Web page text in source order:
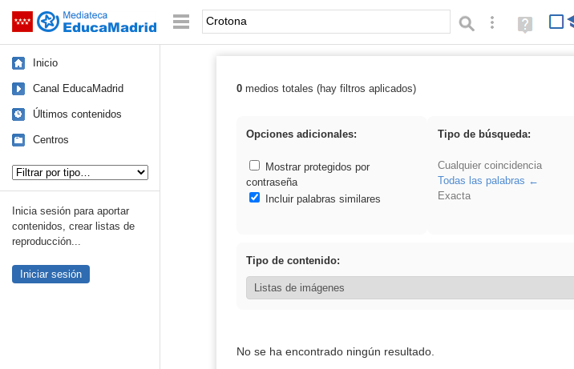
Saltar navegación Palabra o frase: Búsqueda avanzada
Ayuda
(en
Inicio
Canal EducaMadrid
Últimos contenidos
Centros
Inicia sesión para aportar
contenidos, crear listas de
reproducción...
Iniciar sesión
Resultados de: Crotona
0medios totales (hay filtros aplicados)
Opciones adicionales:
Mostrar protegidos por
contraseña
Incluir palabras similares
Tipo de búsqueda:
Cualquier coincidencia
Todas las palabras
Exacta
Tipo de contenido:
No se ha encontrado ningún resultado.